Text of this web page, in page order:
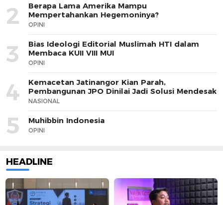
2
Berapa Lama Amerika Mampu
Mempertahankan Hegemoninya?
OPINI
3
Bias Ideologi Editorial Muslimah HTI dalam
Membaca KUII VIII MUI
OPINI
4
Kemacetan Jatinangor Kian Parah,
Pembangunan JPO Dinilai Jadi Solusi Mendesak
NASIONAL
5 Muhibbin Indonesia
OPINI
HEADLINE